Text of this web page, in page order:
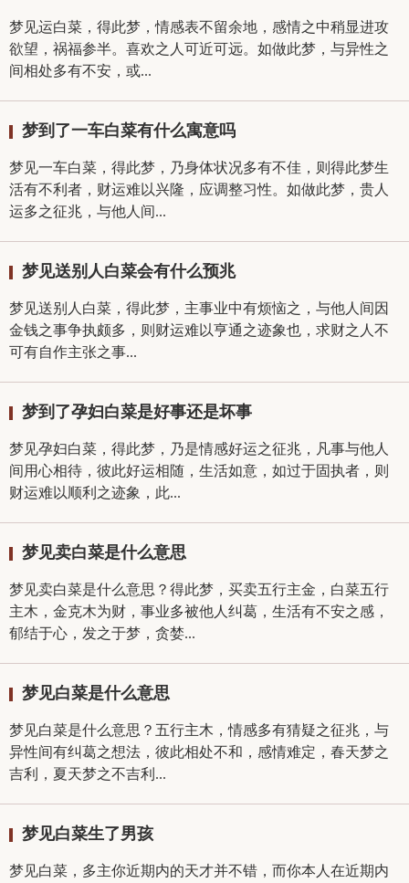
梦见运白菜，得此梦，情感表不留余地，感情之中稍显进攻
欲望，祸福参半。喜欢之人可近可远。如做此梦，与异性之
间相处多有不安，或...
梦到了一车白菜有什么寓意吗
梦见一车白菜，得此梦，乃身体状况多有不佳，则得此梦生
活有不利者，财运难以兴隆，应调整习性。如做此梦，贵人
运多之征兆，与他人间...
梦见送别人白菜会有什么预兆
梦见送别人白菜，得此梦，主事业中有烦恼之，与他人间因
金钱之事争执颇多，则财运难以亨通之迹象也，求财之人不
可有自作主张之事...
梦到了孕妇白菜是好事还是坏事
梦见孕妇白菜，得此梦，乃是情感好运之征兆，凡事与他人
间用心相待，彼此好运相随，生活如意，如过于固执者，则
财运难以顺利之迹象，此...
梦见卖白菜是什么意思
梦见卖白菜是什么意思？得此梦，买卖五行主金，白菜五行
主木，金克木为财，事业多被他人纠葛，生活有不安之感，
郁结于心，发之于梦，贪婪...
梦见白菜是什么意思
梦见白菜是什么意思？五行主木，情感多有猜疑之征兆，与
异性间有纠葛之想法，彼此相处不和，感情难定，春天梦之
吉利，夏天梦之不吉利...
梦见白菜生了男孩
梦见白菜，多主你近期内的天才并不错，而你本人在近期内